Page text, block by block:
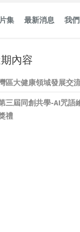
集 最新消息 我
內容
區大健康領域發展交
第三屆同創共學-AI咒語
禮